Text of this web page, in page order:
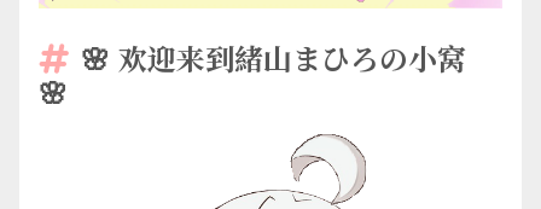
 🌸 欢迎来到緒山まひろの小窝
🌸